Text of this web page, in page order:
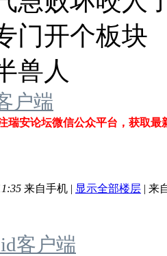
门开个板块
兽人
户端
瑞安论坛微信公众平台，获取最
来自手机 | 显示全部楼层 | 来
客户端